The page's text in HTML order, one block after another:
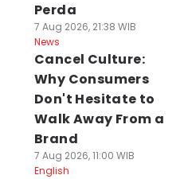
Perda
7 Aug 2026, 21:38 WIB
News
Cancel Culture:
Why Consumers
Don't Hesitate to
Walk Away From a
Brand
7 Aug 2026, 11:00 WIB
English